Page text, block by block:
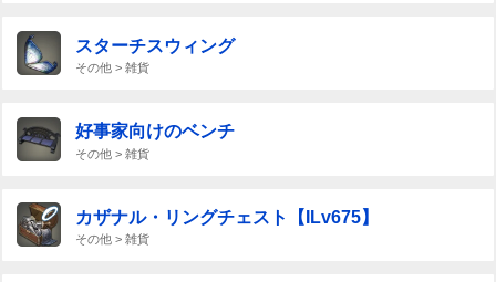
スターチスウィング
その他 > 雑貨
好事家向けのベンチ
その他 > 雑貨
カザナル・リングチェスト【ILv675】
その他 > 雑貨